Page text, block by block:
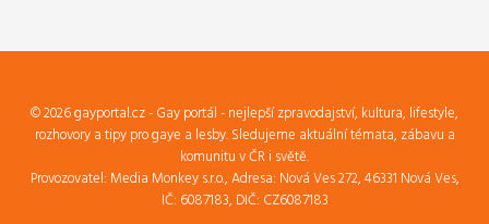
© 2026 gayportal.cz - Gay portál - nejlepší zpravodajství, kultura, lifestyle,
rozhovory a tipy pro gaye a lesby. Sledujeme aktuální témata, zábavu a
komunitu v ČR i světě.
Provozovatel: Media Monkey s.r.o., Adresa: Nová Ves 272, 46331 Nová Ves,
IČ: 6087183, DIČ: CZ6087183